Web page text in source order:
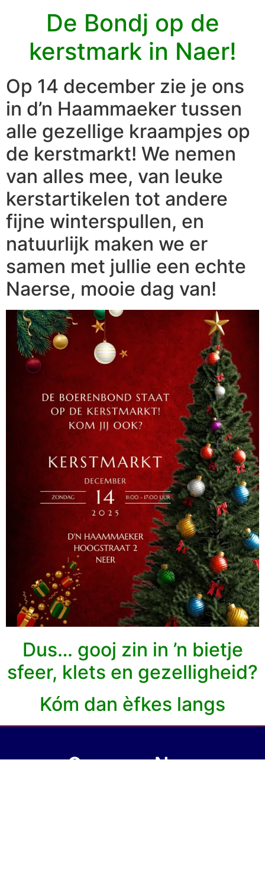
De Bondj op de
kerstmark in Naer!
Op 14 december zie je ons
in d’n Haammaeker tussen
alle gezellige kraampjes op
de kerstmarkt! We nemen
van alles mee, van leuke
kerstartikelen tot andere
fijne winterspullen, en
natuurlijk maken we er
samen met jullie een echte
Naerse, mooie dag van!
Dus… gooj zin in ’n bietje
sfeer, klets en gezelligheid?
Kóm dan èfkes langs
Gaer nao Naer